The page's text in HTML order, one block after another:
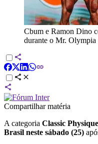
Cbum e Ramon Dino
durante o Mr. Olympia
Compartilhar matéria
A categoria Classic
Brasil neste sábado (25)